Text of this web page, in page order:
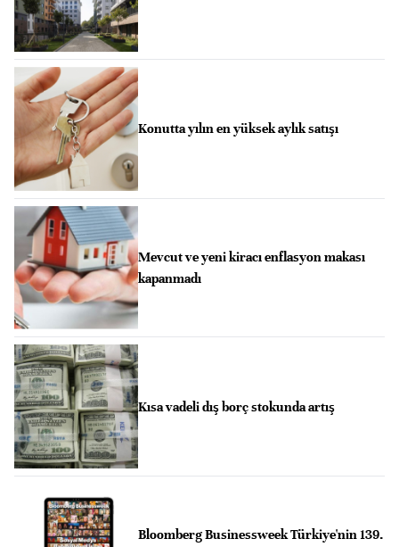
Konutta yılın en yüksek aylık satışı
Mevcut ve yeni kiracı enflasyon makası
kapanmadı
Kısa vadeli dış borç stokunda artış
Bloomberg Businessweek Türkiye'nin 139.